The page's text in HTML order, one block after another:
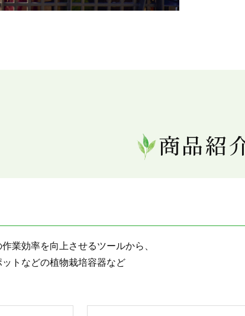
商品紹
業効率を向上させるツールから、
トなどの植物栽培容器など